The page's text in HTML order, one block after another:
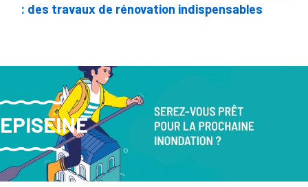
: des travaux de rénovation indispensables
EPISEINE